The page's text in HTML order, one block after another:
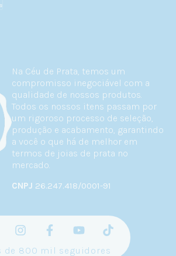
Na Céu de Prata, temos um
compromisso inegociável com a
qualidade de nossos produtos.
Todos os nossos itens passam por
um rigoroso processo de seleção,
produção e acabamento, garantindo
a você o que há de melhor em
termos de joias de prata no
mercado.
CNPJ 26.247.418/0001-91
de 800 mil seguidores